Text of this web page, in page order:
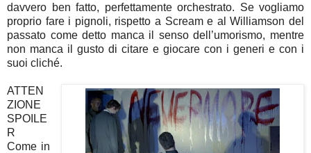
davvero ben fatto, perfettamente orchestrato. Se vogliamo
proprio fare i pignoli, rispetto a Scream e al Williamson del
passato come detto manca il senso dell’umorismo, mentre
non manca il gusto di citare e giocare con i generi e con i
suoi cliché.
ATTEN
ZIONE
SPOILE
R
Come in